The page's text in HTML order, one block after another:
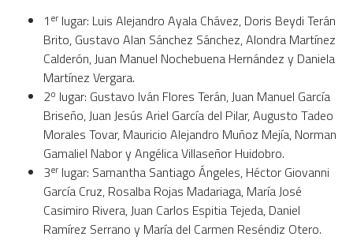
1 er lugar: Luis Alejandro Ayala Chávez, Doris Beydi Terán
Brito, Gustavo Alan Sánchez Sánchez, Alondra Martínez
Calderón, Juan Manuel Nochebuena Hernández y Daniela
Martínez Vergara.
2o lugar: Gustavo Iván Flores Terán, Juan Manuel García
Briseño, Juan Jesús Ariel García del Pilar, Augusto Tadeo
Morales Tovar, Mauricio Alejandro Muñoz Mejía, Norman
Gamaliel Nabor y Angélica Villaseñor Huidobro.
3er lugar: Samantha Santiago Ángeles, Héctor Giovanni
García Cruz, Rosalba Rojas Madariaga, María José
Casimiro Rivera, Juan Carlos Espitia Tejeda, Daniel
Ramírez Serrano y María del Carmen Reséndiz Otero.